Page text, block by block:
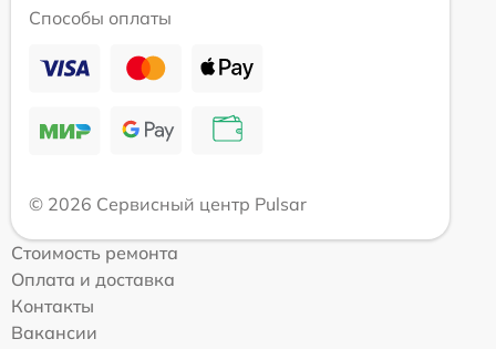
Способы оплаты
© 2026 Сервисный центр Pulsar
Стоимость ремонта
Оплата и доставка
Контакты
Вакансии